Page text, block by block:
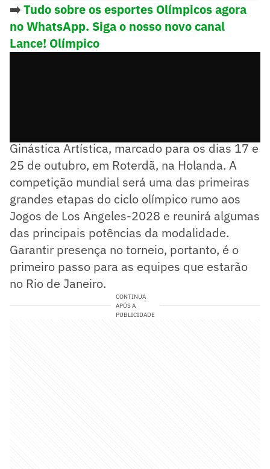
➡️Tudo sobre os esportes Olímpicos agora
no WhatsApp. Siga o nosso novo canal
Lance! Olímpico
Ginástica Artística, marcado para os dias 17 e
25 de outubro, em Roterdã, na Holanda. A
competição mundial será uma das primeiras
grandes etapas do ciclo olímpico rumo aos
Jogos de Los Angeles-2028 e reunirá algumas
das principais potências da modalidade.
Garantir presença no torneio, portanto, é o
primeiro passo para as equipes que estarão
no Rio de Janeiro.
CONTINUA
APÓS A
PUBLICIDADE